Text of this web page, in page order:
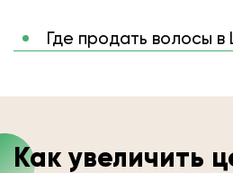
Где продать волосы
Как увеличить